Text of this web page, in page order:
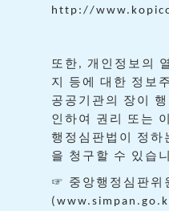
http://
또한 , 개인정보의
지
등에 대한 정보
공공기관의
장이
인하여
권리 또는
행정심판법이
정하
을 청구할 수 있습
☞ 중앙행정심판위